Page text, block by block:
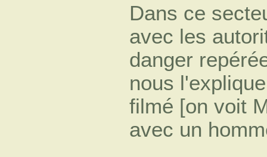
Dans ce
avec les
danger
nous
filmé [on voit
avec un